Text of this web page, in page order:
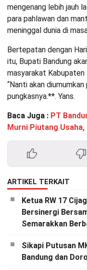
mengenang lebih jauh
para pahlawan dan
meninggal dunia di
Bertepatan dengan
itu, Bupati Bandung
masyarakat Kabupaten
“Nanti akan
pungkasnya.**. Yans.
Baca Juga : PT
Murni Piutang Usaha,
ARTIKEL TERKAIT
Ketua RW 17
Bersinergi
Semarakkan
Sikapi Putusan
Bandung dan